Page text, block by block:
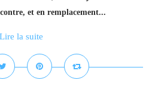
et en remplacement...
Lire la suite